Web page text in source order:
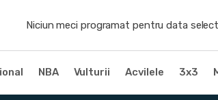
Niciun meci programat pentru data
NBA Vulturii Acvilele 3x3